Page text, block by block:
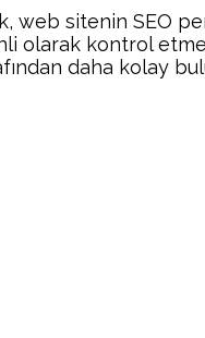
web sitenin SEO
olarak kontrol
daha kolay